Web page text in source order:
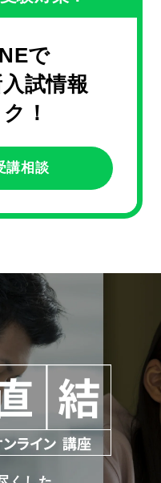
で
試情報
！
講相談
7